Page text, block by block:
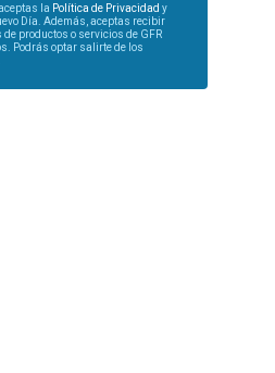
la Política de Privacidad y
Día. Además, aceptas recibir
productos o servicios de GFR
Podrás optar salirte de los